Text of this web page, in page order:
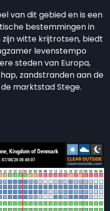
van dit gebied en is een
bestemmingen in
witte krijtrotsen, biedt
levenstempo
steden van Europa,
zandstranden aan de
marktstad Stege.